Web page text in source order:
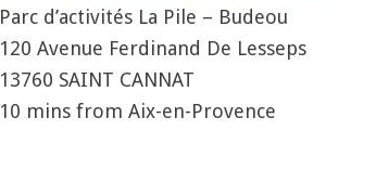
Parc d’activités La Pile – Budeou
120 Avenue Ferdinand De Lesseps
13760 SAINT CANNAT
10 mins from Aix-en-Provence